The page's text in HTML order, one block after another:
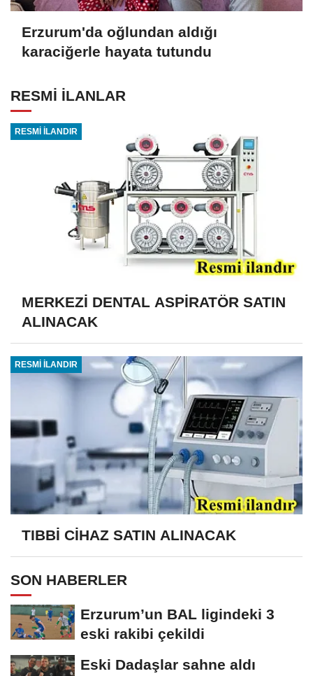
Erzurum'da oğlundan aldığı
karaciğerle hayata tutundu
RESMİ İLANLAR
RESMİ İLANDIR
MERKEZİ DENTAL ASPİRATÖR SATIN
ALINACAK
RESMİ İLANDIR
TIBBİ CİHAZ SATIN ALINACAK
SON HABERLER
Erzurum’un BAL ligindeki 3
eski rakibi çekildi
Eski Dadaşlar sahne aldı